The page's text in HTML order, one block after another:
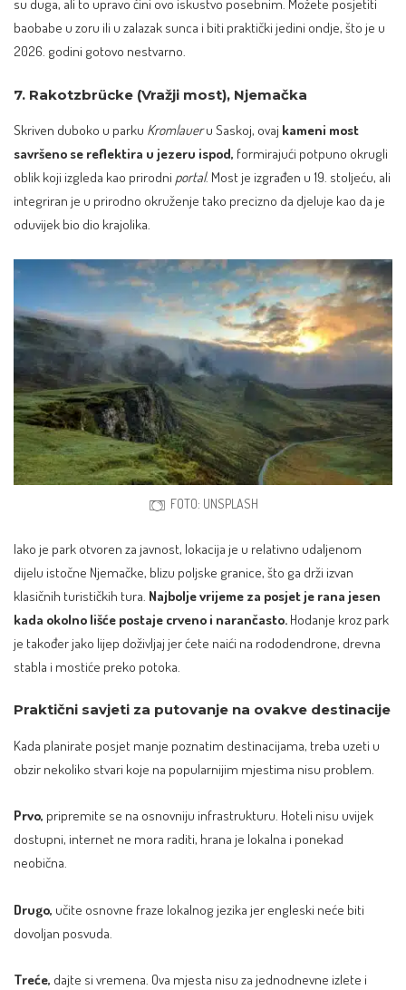
su duga, ali to upravo čini ovo iskustvo posebnim. Možete posjetiti
baobabe u zoru ili u zalazak sunca i biti praktički jedini ondje, što je u
2026. godini gotovo nestvarno.
7. Rakotzbrücke (Vražji most), Njemačka
Skriven duboko u parku Kromlaueru Saskoj, ovaj kameni most
savršeno se reflektira u jezeru ispod, formirajući potpuno okrugli
oblik koji izgleda kao prirodni portal. Most je izgrađen u 19. stoljeću, ali
integriran je u prirodno okruženje tako precizno da djeluje kao da je
oduvijek bio dio krajolika.
FOTO: UNSPLASH
Iako je park otvoren za javnost, lokacija je u relativno udaljenom
dijelu istočne Njemačke, blizu poljske granice, što ga drži izvan
klasičnih turističkih tura. Najbolje vrijeme za posjet je rana jesen
kada okolno lišće postaje crveno i narančasto. Hodanje kroz park
je također jako lijep doživljaj jer ćete naići na rododendrone, drevna
stabla i mostiće preko potoka.
Praktični savjeti za putovanje na ovakve destinacije
Kada planirate posjet manje poznatim destinacijama, treba uzeti u
obzir nekoliko stvari koje na popularnijim mjestima nisu problem.
Prvo, pripremite se na osnovniju infrastrukturu. Hoteli nisu uvijek
dostupni, internet ne mora raditi, hrana je lokalna i ponekad
neobična.
Drugo, učite osnovne fraze lokalnog jezika jer engleski neće biti
dovoljan posvuda.
Treće, dajte si vremena. Ova mjesta nisu za jednodnevne izlete i